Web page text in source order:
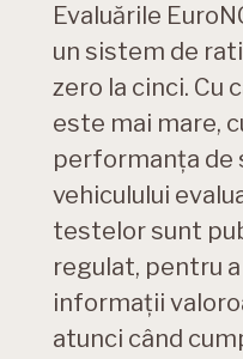
Evaluările
un sistem de
zero la cinci. Cu
este mai mare,
performanța de
vehiculului
testelor sunt
regulat, pentru
informații
atunci când